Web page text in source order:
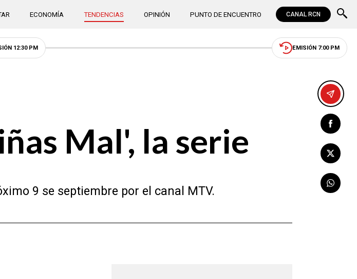
ECONOMÍA TENDENCIAS OPINIÓN PUNTO DE ENCUENTRO CANAL RCN
12:30 PM EMISIÓN 7:00 PM
Mal', la serie
9 se septiembre por el canal MTV.